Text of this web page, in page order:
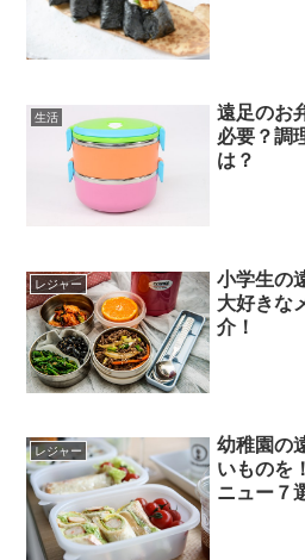
生活
遠足のお
必要？調
は？
レジャー
小学生の
大好きな
介！
レジャー
幼稚園の
いものを
ニュー７